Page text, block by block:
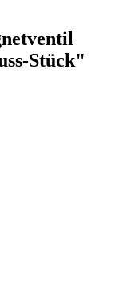
Stück"